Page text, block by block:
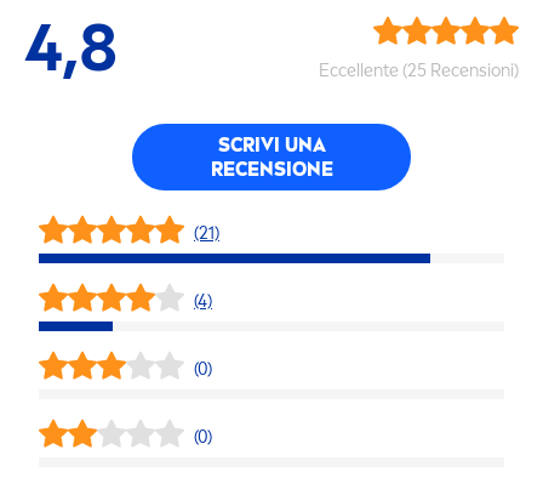
4,8 Eccellente (25 Recensioni)
SCRIVI UNA
RECENSIONE
(21)
(4)
(0)
(0)